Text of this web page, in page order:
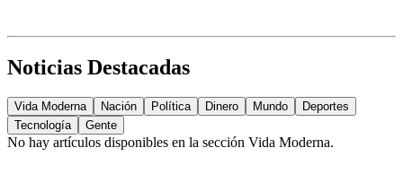
Noticias Destacadas
Vida Moderna Nación Política Dinero Mundo
Deportes
Tecnología
Gente
No hay artículos disponibles en la sección Vida Moderna.